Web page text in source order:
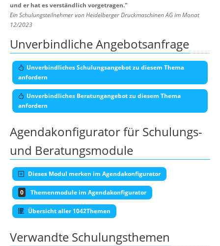
und er hat es verständlich vorgetragen."
Ein Schulungsteilnehmer von Heidelberger Druckmaschinen AG im Monat
12/2023
Unverbindliche Angebotsanfrage
Unverbindliches Schulungsangebot zu diesem Thema
anfordern
Unverbindliches Beratungangebot zu diesem Thema
anfordern
Agendakonfigurator für Schulungs-
und Beratungsmodule
Dieses Modul merken im Agendakonfigurator
0 Themenmodule im Agendakonfigurator
Übersicht aller 1042Themen
Verwandte Schulungsthemen